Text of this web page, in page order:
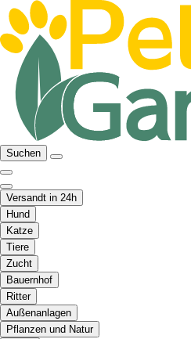
Suchen
Versandt in 24h
Hund
Katze
Tiere
Zucht
Bauernhof
Ritter
Außenanlagen
Pflanzen und Natur